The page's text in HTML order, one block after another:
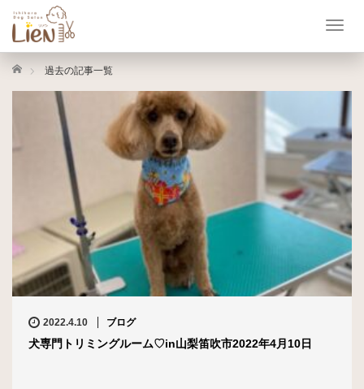
T
e
n
a
v
i
g
a
i
o
n
ホーム 過去の記事一覧
2022.4.10 ブログ
犬専門トリミングルーム♡in山梨笛吹市2022年4月10日